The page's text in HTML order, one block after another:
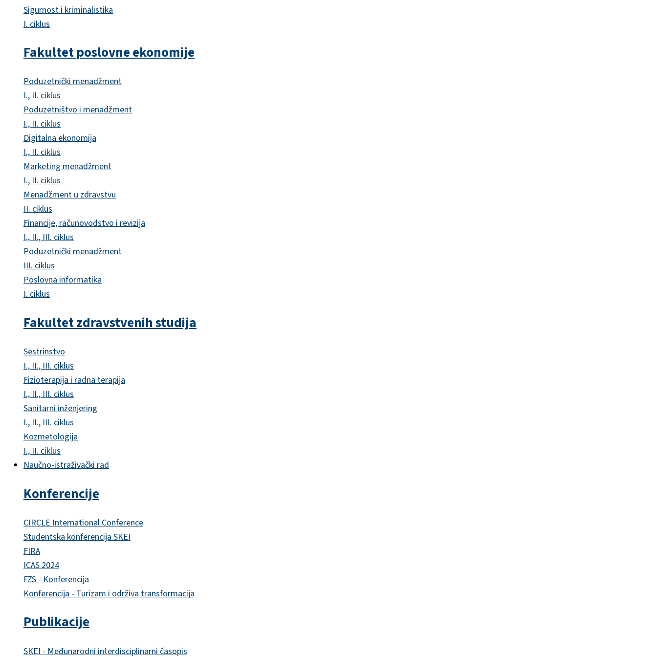
Sigurnost i kriminalistika
I. ciklus
Fakultet poslovne ekonomije
Poduzetnički menadžment
I., II. ciklus
Poduzetništvo i menadžment
I., II. ciklus
Digitalna ekonomija
I., II. ciklus
Marketing menadžment
I., II. ciklus
Menadžment u zdravstvu
II. ciklus
Financije, računovodstvo i revizija
I., II., III. ciklus
Poduzetnički menadžment
III. ciklus
Poslovna informatika
I. ciklus
Fakultet zdravstvenih studija
Sestrinstvo
I., II., III. ciklus
Fizioterapija i radna terapija
I., II., III. ciklus
Sanitarni inženjering
I., II., III. ciklus
Kozmetologija
I., II. ciklus
Naučno-istraživački rad
Konferencije
CIRCLE International Conference
Studentska konferencija SKEI
FIRA
ICAS 2024
FZS - Konferencija
Konferencija - Turizam i održiva transformacija
Publikacije
SKEI - Međunarodni interdisciplinarni časopis